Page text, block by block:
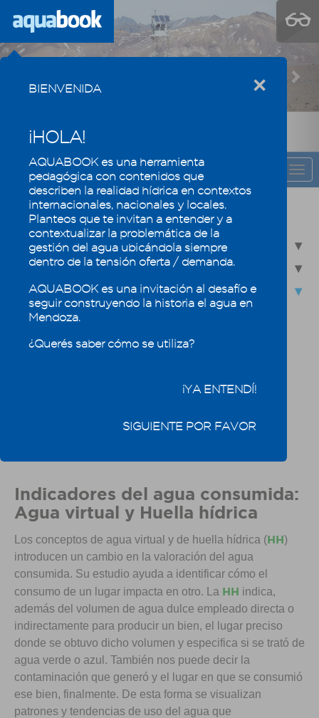
Previous
CAPÍTULO
El agua se valora y se mide
5.1 - Balance Hídrico
5.2 - Pronóstico y medición de caudales
5.3 - Indicadores del agua consumida: Agua virtual y
Huella hídrica
Indicadores del agua consumida:
Agua virtual y Huella hídrica
Los conceptos de agua virtual y de huella hídrica (HH)
introducen un cambio en la valoración del agua
consumida. Su estudio ayuda a identificar cómo el
consumo de un lugar impacta en otro. La HH indica,
además del volumen de agua dulce empleado directa o
indirectamente para producir un bien, el lugar preciso
donde se obtuvo dicho volumen y especifica si se trató de
agua verde o azul. También nos puede decir la
contaminación que generó y el lugar en que se consumió
ese bien, finalmente. De esta forma se visualizan
patrones y tendencias de uso del agua que
×
BIENVENIDA
¡HOLA!
AQUABOOK es una herramienta
pedagógica con contenidos que
describen la realidad hídrica en contextos
internacionales, nacionales y locales.
Planteos que te invitan a entender y a
contextualizar la problemática de la
gestión del agua ubicándola siempre
dentro de la tensión oferta / demanda.
AQUABOOK es una invitación al desafío e
seguir construyendo la historia el agua en
Mendoza.
¿Querés saber cómo se utiliza?
¡YA ENTENDÍ!
SIGUIENTE POR FAVOR